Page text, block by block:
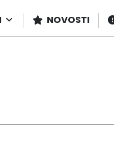
NOVOSTI